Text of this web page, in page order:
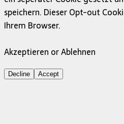
speichern. Dieser Opt-out
Ihrem Browser.
Akzeptieren or Ablehnen
Decline Accept